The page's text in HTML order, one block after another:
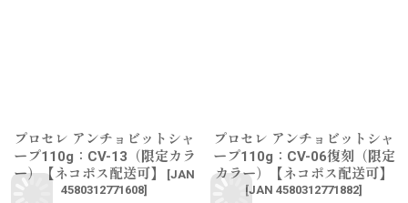
プロセレ アンチョビットシャ
ープ110g：CV-13（限定カラ
ー）【ネコポス配送可】
[JAN
4580312771608]
プロセレ アンチョビットシャ
ープ110g：CV-06復刻（限定
カラー）【ネコポス配送可】
[JAN 4580312771882]